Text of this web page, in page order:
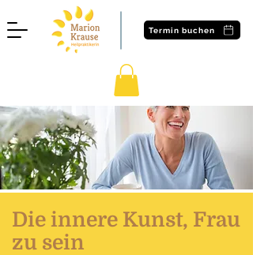
Termin buchen
Die innere Kunst, Frau
zu sein